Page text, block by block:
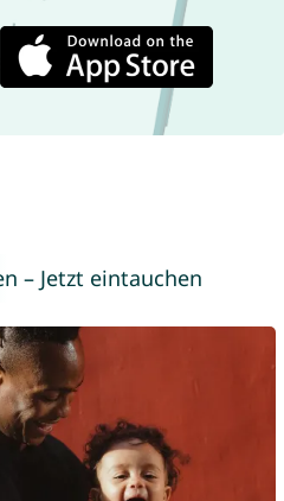
– Jetzt eintauchen